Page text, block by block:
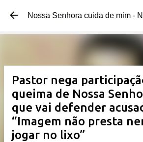
Pular para o conteúdo
Nossa Senhora cuida de mim -
Pastor nega
queima de Nossa
que vai defender
“Imagem não presta
jogar no lixo”